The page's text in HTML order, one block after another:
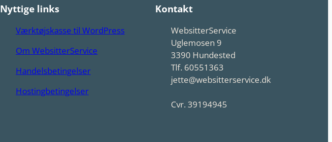
Nyttige links
Værktøjskasse til WordPress
Om WebsitterService
Handelsbetingelser
Hostingbetingelser
Kontakt
WebsitterService
Uglemosen 9
3390 Hundested
Tlf. 60551363
jette@websitterservice.dk
Cvr. 39194945